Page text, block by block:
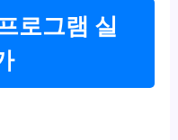
로그램 실